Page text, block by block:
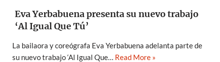
Eva Yerbabuena presenta su nuevo trabajo
‘Al Igual Que Tú’
La bailaora y coreógrafa Eva Yerbabuena adelanta parte de
su nuevo trabajo ‘Al Igual Que… Read More »